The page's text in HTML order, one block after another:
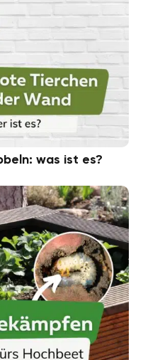
was ist es?